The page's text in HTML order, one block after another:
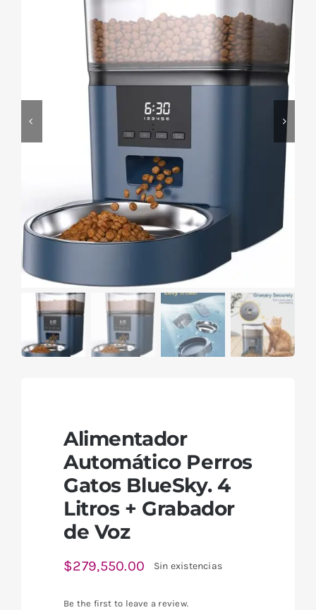
Alimentador
Automático Perros
Gatos BlueSky. 4
Litros + Grabador
de Voz
$279,550.00 Sin existencias
Be the first to leave a review.